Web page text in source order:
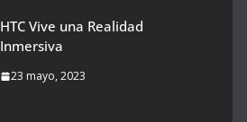
HTC Vive una Realidad
Inmersiva
23 mayo, 2023